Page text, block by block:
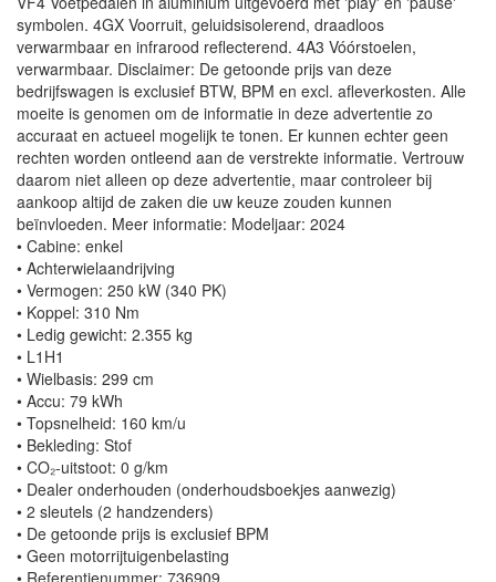
symbolen. 4GX Voorruit, geluidsisolerend, draadloos
verwarmbaar en infrarood reflecterend. 4A3 Vóórstoelen,
verwarmbaar. Disclaimer: De getoonde prijs van deze
bedrijfswagen is exclusief BTW, BPM en excl. afleverkosten. Alle
moeite is genomen om de informatie in deze advertentie zo
accuraat en actueel mogelijk te tonen. Er kunnen echter geen
rechten worden ontleend aan de verstrekte informatie. Vertrouw
daarom niet alleen op deze advertentie, maar controleer bij
aankoop altijd de zaken die uw keuze zouden kunnen
beïnvloeden. Meer informatie: Modeljaar: 2024
• Cabine: enkel
• Achterwielaandrijving
• Vermogen: 250 kW (340 PK)
• Koppel: 310 Nm
• Ledig gewicht: 2.355 kg
• L1H1
• Wielbasis: 299 cm
• Accu: 79 kWh
• Topsnelheid: 160 km/u
• Bekleding: Stof
• CO₂-uitstoot: 0 g/km
• Dealer onderhouden (onderhoudsboekjes aanwezig)
• 2 sleutels (2 handzenders)
• De getoonde prijs is exclusief BPM
• Geen motorrijtuigenbelasting